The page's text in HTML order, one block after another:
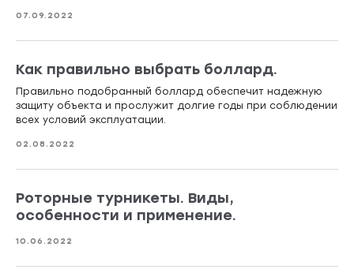
07.09.2022
Как правильно выбрать боллард.
Правильно подобранный боллард обеспечит надежную
защиту объекта и прослужит долгие годы при соблюдении
всех условий эксплуатации.
02.08.2022
Роторные турникеты. Виды,
особенности и применение.
10.06.2022